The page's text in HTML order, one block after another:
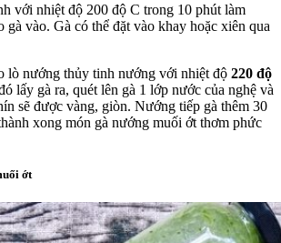
với nhiệt độ 200 độ C trong 10 phút làm
vào. Gà có thể đặt vào khay hoặc xiên qua
lò nướng thủy tinh nướng với nhiệt độ 220 độ
lấy gà ra, quét lên gà 1 lớp nước của nghệ và
sẽ được vàng, giòn. Nướng tiếp gà thêm 30
xong món gà nướng muối ớt thơm phức
ớt